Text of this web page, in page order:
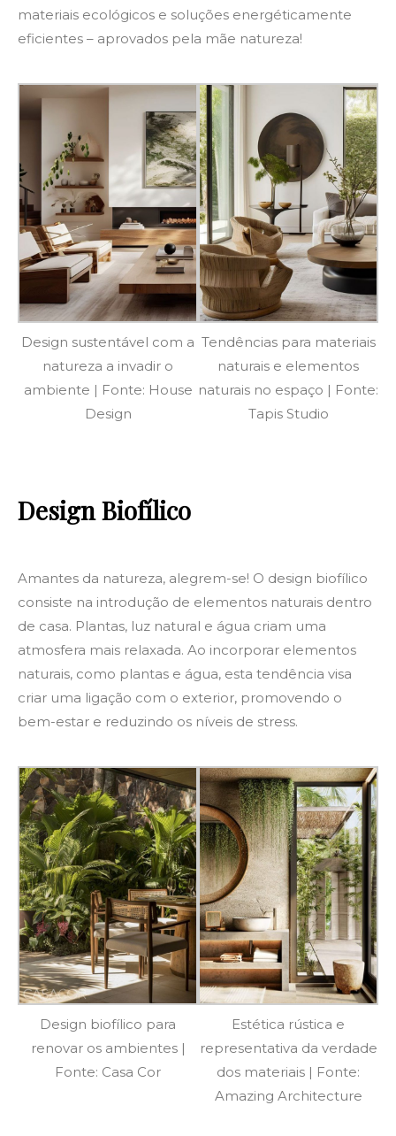
materiais ecológicos e soluções energéticamente
eficientes – aprovados pela mãe natureza!
Design sustentável com a
natureza a invadir o
ambiente | Fonte: House
Design
Tendências para materiais
naturais e elementos
naturais no espaço | Fonte:
Tapis Studio
Design Biofílico
Amantes da natureza, alegrem-se! O design biofílico
consiste na introdução de elementos naturais dentro
de casa. Plantas, luz natural e água criam uma
atmosfera mais relaxada. Ao incorporar elementos
naturais, como plantas e água, esta tendência visa
criar uma ligação com o exterior, promovendo o
bem-estar e reduzindo os níveis de stress.
Design biofílico para
renovar os ambientes |
Fonte: Casa Cor
Estética rústica e
representativa da verdade
dos materiais | Fonte:
Amazing Architecture